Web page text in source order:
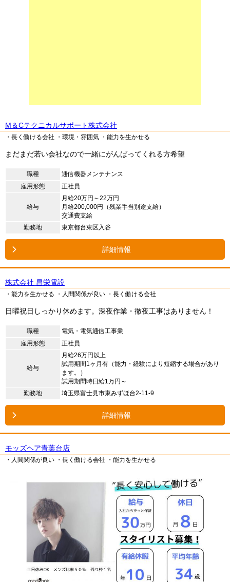
M＆Cテクニカルサポート株式会社
・長く働ける会社 ・環境・雰囲気 ・能力を生かせる
まだまだ若い会社なので一緒にがんばってくれる方希望
職種
通信機器メンテナンス
雇用形態
正社員
給与
月給20万円～22万円
月給200,000円（残業手当別途支給）
交通費支給
勤務地
東京都台東区入谷
詳細情報
株式会社 昌栄電設
・能力を生かせる ・人間関係が良い ・長く働ける会社
日曜祝日しっかり休めます。深夜作業・徹夜工事はありません！
職種
電気・電気通信工事業
雇用形態
正社員
給与
月給26万円以上
試用期間1ヶ月有（能力・経験により短縮する場合があり
ます。）
試用期間時日給1万円～
勤務地
埼玉県富士見市東みずほ台2-11-9
詳細情報
モッズヘア青葉台店
・人間関係が良い ・長く働ける会社 ・能力を生かせる